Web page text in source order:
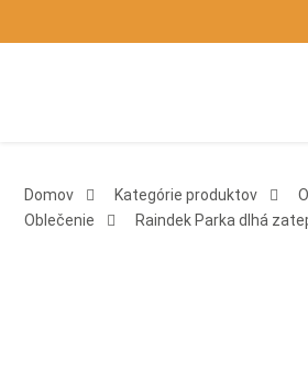
Domov Kategórie produktov
Oblečenie
Raindek Parka dlhá